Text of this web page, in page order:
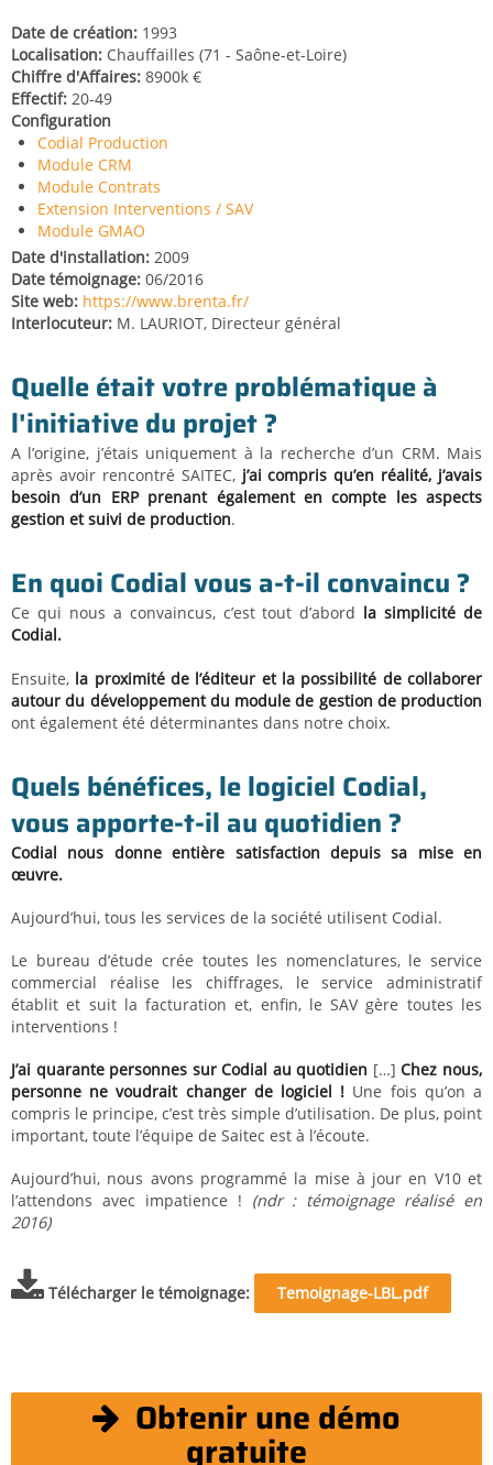
Date de création 1993
Localisation Chauffailles (71 - Saône-et-Loire)
Chiffre d'Affaires 8900k €
Effectif 20-49
Configuration
Codial Production
Module CRM
Module Contrats
Extension Interventions / SAV
Module GMAO
Date d'installation 2009
Date témoignage 06/2016
Site web https://www.brenta.fr/
Interlocuteur M. LAURIOT, Directeur général
Quelle était votre problématique à
l'initiative du projet ?
A l’origine, j’étais uniquement à la recherche d’un CRM. Mais
après avoir rencontré SAITEC, j’ai compris qu’en réalité, j’avais
besoin d’un ERP prenant également en compte les aspects
gestion et suivi de production.
En quoi Codial vous a-t-il convaincu ?
Ce qui nous a convaincus, c’est tout d’abord la simplicité de
Codial.
Ensuite, la proximité de l’éditeur et la possibilité de collaborer
autour du développement du module de gestion de production
ont également été déterminantes dans notre choix.
Quels bénéfices, le logiciel Codial,
vous apporte-t-il au quotidien ?
Codial nous donne entière satisfaction depuis sa mise en
œuvre.
Aujourd’hui, tous les services de la société utilisent Codial.
Le bureau d’étude crée toutes les nomenclatures, le service
commercial réalise les chiffrages, le service administratif
établit et suit la facturation et, enfin, le SAV gère toutes les
interventions !
J’ai quarante personnes sur Codial au quotidien […]Chez nous,
personne ne voudrait changer de logiciel ! Une fois qu’on a
compris le principe, c’est très simple d’utilisation. De plus, point
important, toute l’équipe de Saitec est à l’écoute.
Aujourd’hui, nous avons programmé la mise à jour en V10 et
l’attendons avec impatience ! (ndr : témoignage réalisé en
2016)
Télécharger le témoignage Temoignage-LBL.pdf
Obtenir une démo
gratuite